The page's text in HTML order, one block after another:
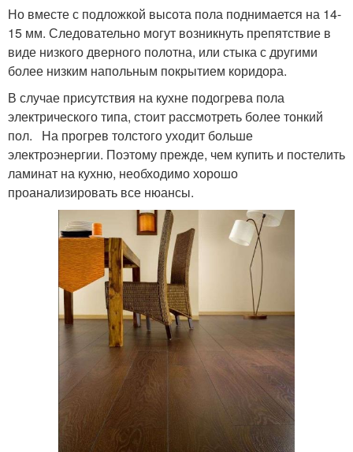
Но вместе с подложкой высота пола поднимается на 14-
15 мм. Следовательно могут возникнуть препятствие в
виде низкого дверного полотна, или стыка с другими
более низким напольным покрытием коридора.
В случае присутствия на кухне подогрева пола
электрического типа, стоит рассмотреть более тонкий
пол. На прогрев толстого уходит больше
электроэнергии. Поэтому прежде, чем купить и постелить
ламинат на кухню, необходимо хорошо
проанализировать все нюансы.